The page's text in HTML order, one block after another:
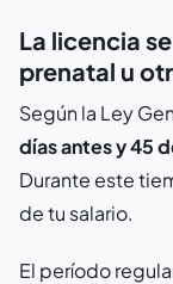
La licencia
prenatal u
Según la Ley
días antes y 45
Durante este
de tu salario.
El período